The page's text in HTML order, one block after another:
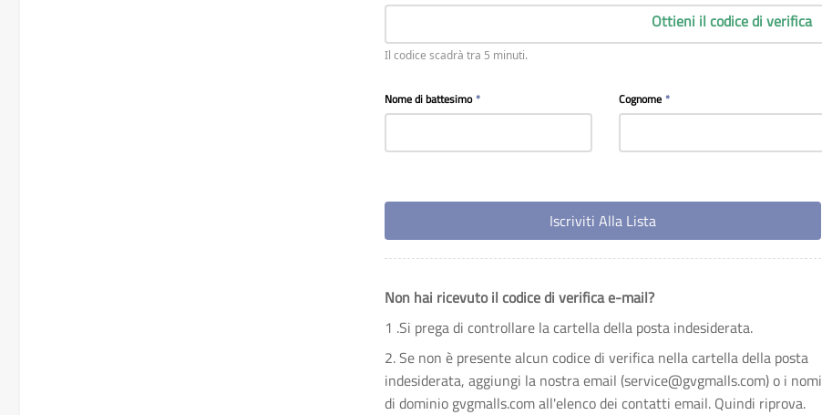
Ottieni il codice di verifica
Il codice scadrà tra 5 minuti.
Nome di battesimo * Cognome *
Iscriviti Alla Lista
Non hai ricevuto il codice di verifica e-mail?
1 .Si prega di controllare la cartella della posta indesiderata.
2. Se non è presente alcun codice di verifica nella cartella della posta
indesiderata, aggiungi la nostra email (service@gvgmalls.com) o i nomi
di dominio gvgmalls.com all'elenco dei contatti email. Quindi riprova.